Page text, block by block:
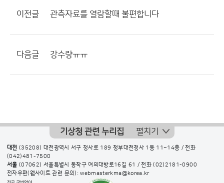
이전글 관측자료를 열람할때 불편합니다
다음글 강수량ㅠㅠ
기상청 관련 누리집 펼치기
대전 (35208) 대전광역시 서구 청사로 189 정부대전청사 1동 11~14층 / 전화
(042)481-7500
서울 (07062) 서울특별시 동작구 여의대방로16길 61 / 전화(02)2181-0900
전자우편(웹사이트 관련 문의): webmasterkma@korea.kr